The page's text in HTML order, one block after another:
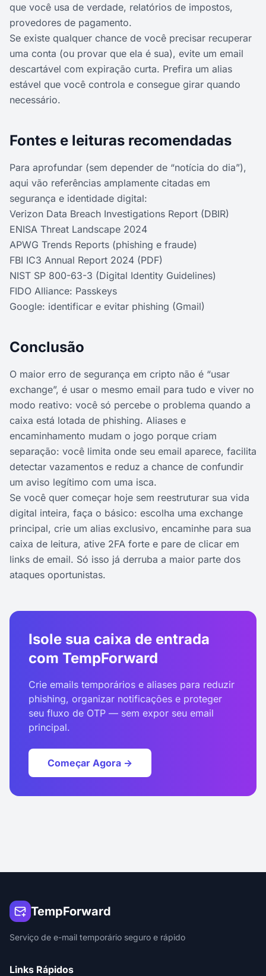
que você usa de verdade, relatórios de impostos,
provedores de pagamento.
Se existe qualquer chance de você precisar recuperar
uma conta (ou provar que ela é sua), evite um email
descartável com expiração curta. Prefira um alias
estável que você controla e consegue girar quando
necessário.
Fontes e leituras recomendadas
Para aprofundar (sem depender de “notícia do dia”),
aqui vão referências amplamente citadas em
segurança e identidade digital:
Verizon Data Breach Investigations Report (DBIR)
ENISA Threat Landscape 2024
APWG Trends Reports (phishing e fraude)
FBI IC3 Annual Report 2024 (PDF)
NIST SP 800-63-3 (Digital Identity Guidelines)
FIDO Alliance: Passkeys
Google: identificar e evitar phishing (Gmail)
Conclusão
O maior erro de segurança em cripto não é “usar
exchange”, é usar o mesmo email para tudo e viver no
modo reativo: você só percebe o problema quando a
caixa está lotada de phishing. Aliases e
encaminhamento mudam o jogo porque criam
separação: você limita onde seu email aparece, facilita
detectar vazamentos e reduz a chance de confundir
um aviso legítimo com uma isca.
Se você quer começar hoje sem reestruturar sua vida
digital inteira, faça o básico: escolha uma exchange
principal, crie um alias exclusivo, encaminhe para sua
caixa de leitura, ative 2FA forte e pare de clicar em
links de email. Só isso já derruba a maior parte dos
ataques oportunistas.
Isole sua caixa de entrada
com TempForward
Crie emails temporários e aliases para reduzir
phishing, organizar notificações e proteger
seu fluxo de OTP — sem expor seu email
principal.
Começar Agora →
TempForward
Serviço de e-mail temporário seguro e rápido
Links Rápidos